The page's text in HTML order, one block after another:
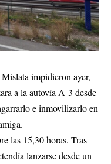
impidieron ayer,
a la autovía A-3 desde
e inmovilizarlo en
las 15,30 horas. Tras
lanzarse desde un